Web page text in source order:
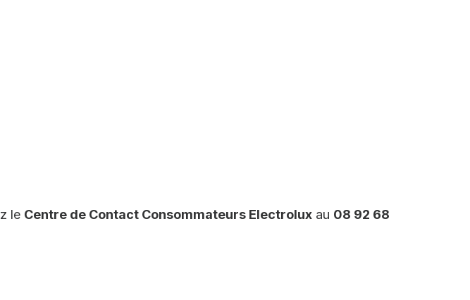
le Centre de Contact Consommateurs Electrolux au 08 92 68